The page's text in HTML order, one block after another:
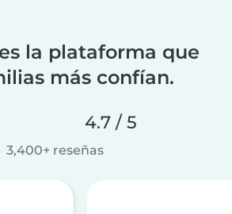
la plataforma que
más confían.
4.7 / 5
3,400+ reseñas